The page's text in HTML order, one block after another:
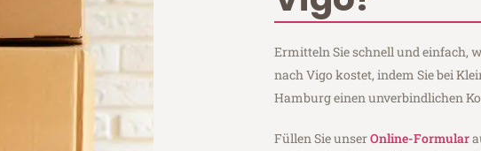
Ermitteln Sie schnell und einfach,
nach Vigo kostet, indem Sie bei
Hamburg einen unverbindlichen
Füllen Sie unserOnline-Formular